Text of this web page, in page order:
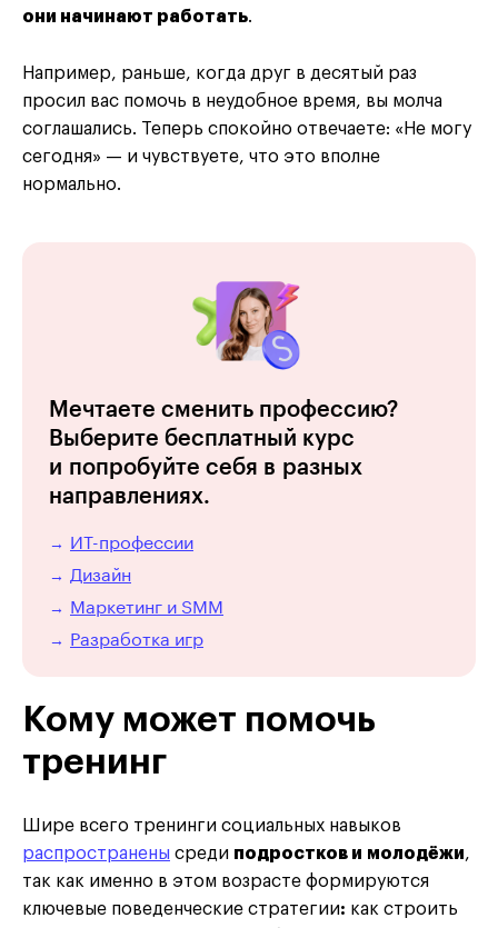
они начинают работать.
Например, раньше, когда друг в десятый раз
просил вас помочь в неудобное время, вы молча
соглашались. Теперь спокойно отвечаете: «Не могу
сегодня» — и чувствуете, что это вполне
нормально.
Мечтаете сменить профессию?
Выберите бесплатный курс
и попробуйте себя в разных
направлениях.
→ ИТ-профессии
→ Дизайн
→ Маркетинг и SMM
→ Разработка игр
Кому может помочь
тренинг
Шире всего тренинги социальных навыков
распространены среди подростков и молодёжи,
так как именно в этом возрасте формируются
ключевые поведенческие стратегии: как строить